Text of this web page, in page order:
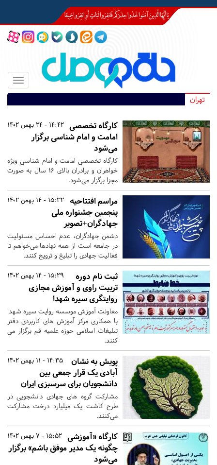
Toggle
تهران
14:42 - 24 بهمن 1402 کارگاه تخصصی
امامت و امام شناسی برگزار
می‎‌شود
کارگاه تخصصی امامت و امام شناسی ویژه
خواهران و برادران بالای ۱۶ سال به صورت
مجزا برگزار می‌شود.
15:32 - 14 بهمن 1402
مراسم افتتاحیه
پنجمین جشنواره ملی
جهادگران+تصویر
دشمن جهادگران، عدم احساس مسئولیت
در جامعه است از همه نهادها می‌خواهم تا
فعالیت جهادی را تبلیغ و ترویج کنند.
15:29 - 14 بهمن 1402
ثبت نام دوره
تربیت راوی و آموزش مجازی
روایتگری سیره شهدا
معاونت آموزش موسسه روایت سیره شهدا
با همکاری مرکز آموزش های کاربردی دفتر
تبلیغات اسلامی حوزه علمیه قم برگزار می
کنند.
14:35 - 11 بهمن 1402
پویش به نشان
آبادی یک قرار جمعی بین
دانشجویان برای سرسبزی ایران
مشارکت گروه های جهادی دانشجویی در
طرح کاشت یک میلیارد درخت مشارکت
می‌کنند.
15:52 - 7 بهمن 1402 کارگاه «آموزشی
چگونه یک مدیر موفق باشم» برگزار
می‌شود